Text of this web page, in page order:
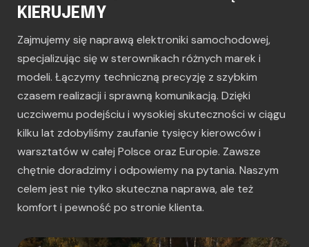
KIERUJEMY
Zajmujemy się naprawą elektroniki samochodowej,
specjalizując się w sterownikach różnych marek i
modeli. Łączymy techniczną precyzję z szybkim
czasem realizacji i sprawną komunikacją. Dzięki
uczciwemu podejściu i wysokiej skuteczności w ciągu
kilku lat zdobyliśmy zaufanie tysięcy kierowców i
warsztatów w całej Polsce oraz Europie. Zawsze
chętnie doradzimy i odpowiemy na pytania. Naszym
celem jest nie tylko skuteczna naprawa, ale też
komfort i pewność po stronie klienta.